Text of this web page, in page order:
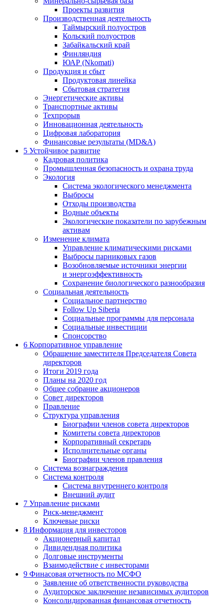
Проекты развития
Производственная деятельность
Таймырский полуостров
Кольский полуостров
Забайкальский край
Финляндия
ЮАР (Nkomati)
Продукция и сбыт
Продуктовая линейка
Сбытовая стратегия
Энергетические активы
Транспортные активы
Техпрорыв
Инновационная деятельность
Цифровая лаборатория
Финансовые результаты (MD&A)
5 Устойчивое развитие
Кадровая политика
Промышленная безопасность и охрана труда
Экология
Система экологического менеджмента
Выбросы
Отходы производства
Водные объекты
Экологические показатели по зарубежным
активам
Изменение климата
Управление климатическими рисками
Выбросы парниковых газов
Возобновляемые источники энергии
и энергоэффективность
Сохранение биологического разнообразия
Социальная деятельность
Социальное партнерство
Follow Up Siberia
Социальные программы для персонала
Социальные инвестиции
Спонсорство
6 Корпоративное управление
Обращение заместителя Председателя Совета
директоров
Итоги 2019 года
Планы на 2020 год
Общее собрание акционеров
Совет директоров
Правление
Структура управления
Биографии членов совета директоров
Комитеты совета директоров
Корпоративный секретарь
Исполнительные органы
Биографии членов правления
Система вознаграждения
Система контроля
Система внутреннего контроля
Внешний аудит
7 Управление рисками
Риск-менеджмент
Ключевые риски
8 Информация для инвесторов
Акционерный капитал
Дивидендная политика
Долговые инструменты
Взаимодействие с инвеcторами
9 Финасовая отчетность по МСФО
Заявление об ответственности руководства
Аудиторское заключение независимых аудиторов
Консолидированная финансовая отчетность